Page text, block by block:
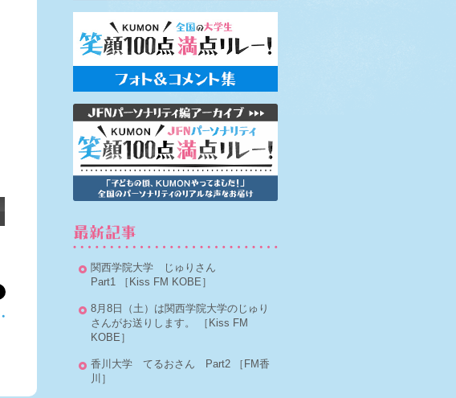
関西学院大学 じゅりさん
Part1
［Kiss FM KOBE］
8月8日（土）は関西学院大学のじゅり
さんがお送りします。
［Kiss FM
KOBE］
香川大学 てるおさん Part2
［FM香
川］